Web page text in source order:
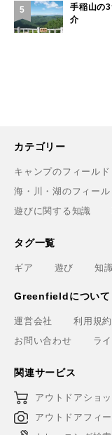
5
手稲山の
介
カテゴリー
キャンプのフィールド
海・川・湖のフィール
遊びに関する知識
タグ一覧
ギア 遊び 知
Greenfieldについて
運営会社 利用規約
お問い合わせ
ラ
関連サービス
アウトドアショ
アウトドアフィ